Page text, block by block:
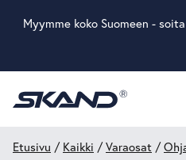
Myymme koko Suomeen -
Etusivu / Kaikki /Varaosat /